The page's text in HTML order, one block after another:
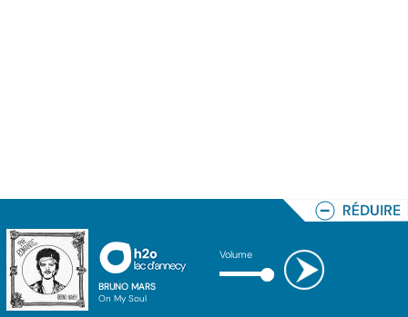
BRUNO MARS
On My Soul
Volume